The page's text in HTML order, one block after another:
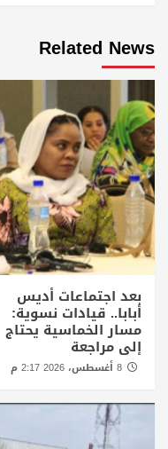
Related News
بعد اجتماعات أديس
أبابا.. قيادات نسوية:
مسار الخماسية يحتاج
إلى مراجعة